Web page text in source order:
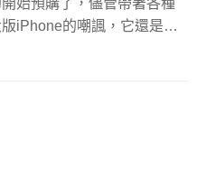
始預購了，儘管帶著各種
iPhone的嘲諷，它還是一